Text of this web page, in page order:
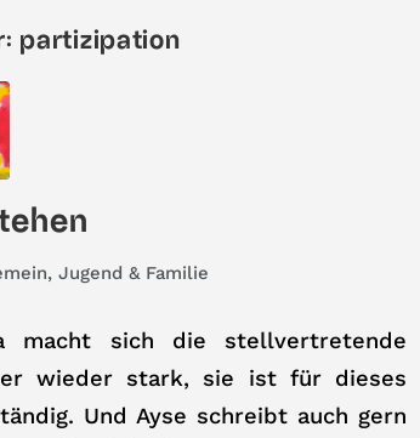
partizipation
, Jugend & Familie
macht sich die stellvertretende
wieder stark, sie ist für dieses
Und Ayse schreibt auch gern